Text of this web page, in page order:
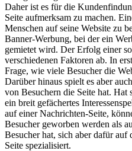
Daher ist es für die
Seite aufmerksam zu machen.
Menschen auf seine Website zu
Banner-Werbung, bei der ein
gemietet wird. Der Erfolg einer
verschiedenen Faktoren ab. In
Frage, wie viele Besucher die
Darüber hinaus spielt es aber
von Besuchern die Seite hat. Hat
ein breit gefächertes
auf einer Nachrichten-Seite,
Besucher geworben werden als
Besucher hat, sich aber dafür auf
Seite spezialisiert.